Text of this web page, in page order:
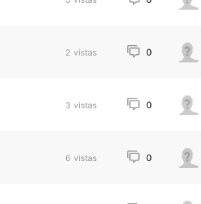
2 vistas 0
3 vistas 0
6 vistas 0